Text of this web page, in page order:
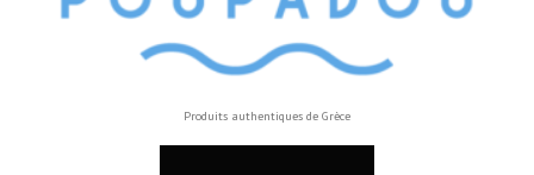
Produits authentiques de Grèce